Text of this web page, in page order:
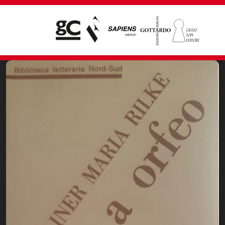
Giampiero Casagrande editore